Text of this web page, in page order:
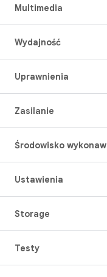
Multimedia
Wydajność
Uprawnienia
Zasilanie
Środowisko
Ustawienia
Storage
Testy